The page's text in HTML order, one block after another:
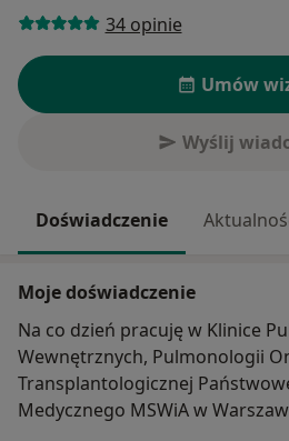
34 opinie
Umów
Wyślij
Doświadczenie
Moje doświadczenie
Na co dzień pracuję w Klinice
Wewnętrznych, Pulmonologii
Transplantologicznej
Medycznego MSWiA w